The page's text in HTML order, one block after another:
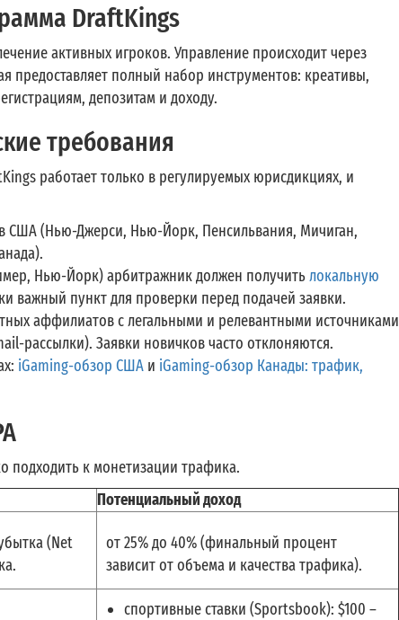
DraftKings
активных игроков. Управление происходит через
предоставляет полный набор инструментов: креативы,
депозитам и доходу.
требования
работает только в регулируемых юрисдикциях, и
США (Нью-Джерси, Нью-Йорк, Пенсильвания, Мичиган,
Нью-Йорк) арбитражник должен получитьлокальную
важный пункт для проверки перед подачей заявки.
аффилиатов с легальными и релевантными источниками
рассылки). Заявки новичков часто отклоняются.
iGaming-обзор США и iGaming-обзор Канады: трафик,
подходить к монетизации трафика.
Потенциальный доход
(Net
от 25% до 40% (финальный процент
зависит от объема и качества трафика).
спортивные ставки (Sportsbook): $100 –